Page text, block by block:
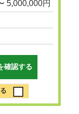
5,000,000円
確認する